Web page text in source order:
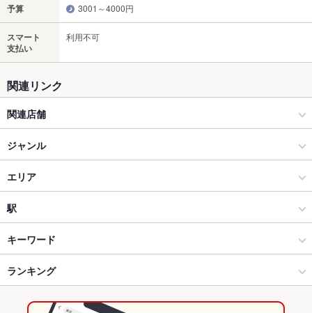
予算 3001～4000円
スマート
支払い
利用不可
関連リンク
関連店舗
ベルサイユの豚
九州黒太鼓 池袋
ジャンル
ダイニングバー・バル
洋・和洋・各国料理・その他
池袋 × ダイニングバー・バル
池袋 × 洋・和洋・各国料理・その他
池袋駅 × ダイニングバー・バル
エリア
池袋東口
池袋東口 × ダイニングバー・バル
池袋東口 × 洋・和洋・各国料理・その他
駅
池袋駅
東池袋四丁目駅
キーワード
エビ料理 グラタン
ランキング
東京のグルメランキング